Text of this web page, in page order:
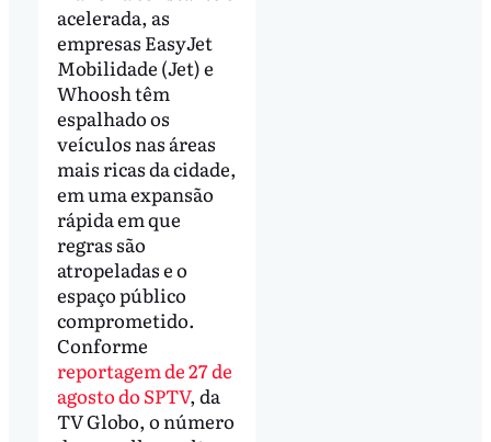
acelerada, as
empresas EasyJet
Mobilidade (Jet) e
Whoosh têm
espalhado os
veículos nas áreas
mais ricas da cidade,
em uma expansão
rápida em que
regras são
atropeladas e o
espaço público
comprometido.
Conforme
reportagem de 27 de
agosto do SPTV, da
TV Globo, o número